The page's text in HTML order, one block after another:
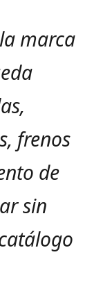
marca
frenos
de
sin